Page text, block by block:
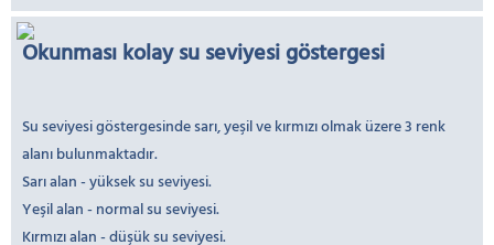
Okunması kolay su seviyesi göstergesi
Su seviyesi göstergesinde sarı, yeşil ve kırmızı olmak üzere 3 renk
alanı bulunmaktadır.
Sarı alan - yüksek su seviyesi.
Yeşil alan - normal su seviyesi.
Kırmızı alan - düşük su seviyesi.